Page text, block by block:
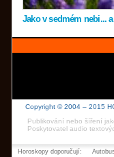
Jako v sedmém nebi...
Copyright © 2004 – 2015
Publikování nebo šíření
Poskytovatel audio
Horoskopy doporučují: